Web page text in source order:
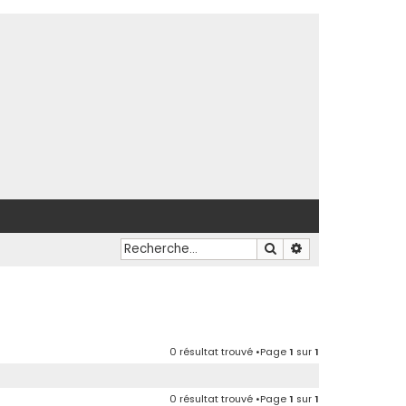
Rechercher
0 résultat trouvé •Page1 sur1
0 résultat trouvé •Page1 sur1